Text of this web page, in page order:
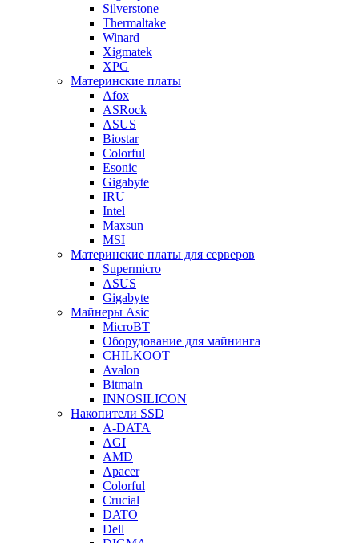
Silverstone
Thermaltake
Winard
Xigmatek
XPG
Материнские платы
Afox
ASRock
ASUS
Biostar
Colorful
Esonic
Gigabyte
IRU
Intel
Maxsun
MSI
Материнские платы для серверов
Supermicro
ASUS
Gigabyte
Майнеры Asic
MicroBT
Оборудование для майнинга
CHILKOOT
Avalon
Bitmain
INNOSILICON
Накопители SSD
A-DATA
AGI
AMD
Apacer
Colorful
Crucial
DATO
Dell